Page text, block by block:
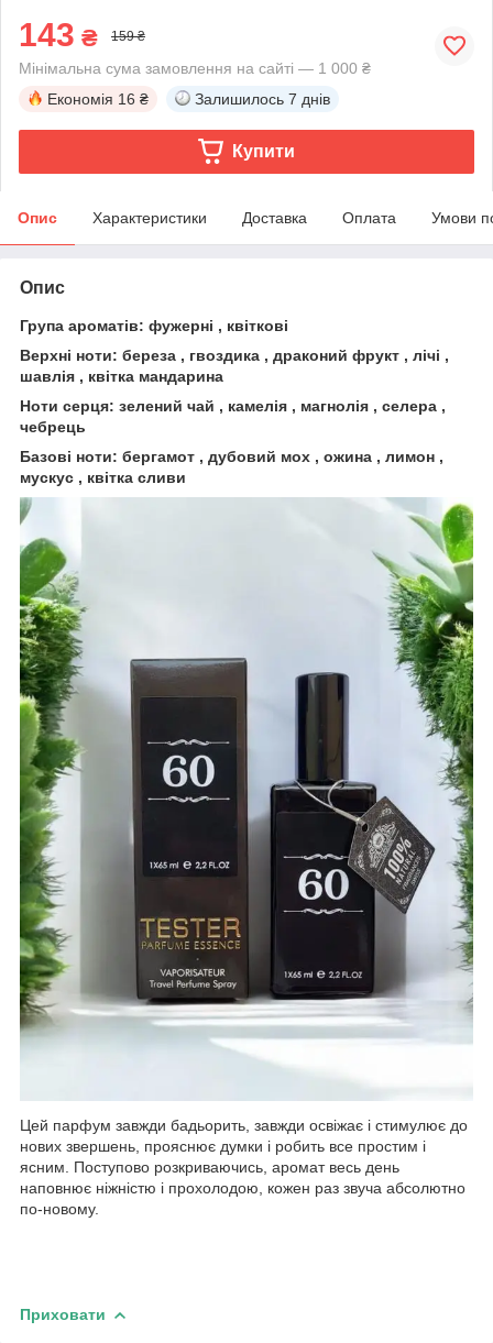
143 ₴ 159 ₴
Мінімальна сума замовлення на сайті — 1 000 ₴
Економія 16 ₴ Залишилось 7 днів
Купити
Опис Характеристики Доставка Оплата Умови
Опис
Група ароматів: фужерні , квіткові
Верхні ноти: береза , гвоздика , драконий фрукт , лічі ,
шавлія , квітка мандарина
Ноти серця: зелений чай , камелія , магнолія , селера ,
чебрець
Базові ноти: бергамот , дубовий мох , ожина , лимон ,
мускус , квітка сливи
Цей парфум завжди бадьорить, завжди освіжає і стимулює до
нових звершень, прояснює думки і робить все простим і
ясним. Поступово розкриваючись, аромат весь день
наповнює ніжністю і прохолодою, кожен раз звуча абсолютно
по-новому.
Приховати